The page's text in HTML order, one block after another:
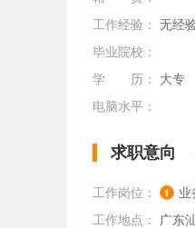
工作经验：
无经
毕业院校：
学 历：
大专
电脑水平：
求职意向
工作岗位：
工作地点：
广东